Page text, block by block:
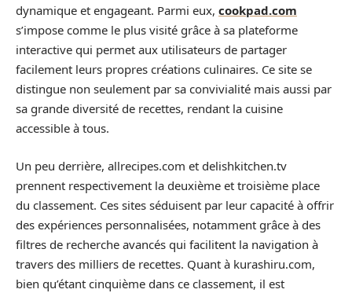
dynamique et engageant. Parmi eux, cookpad.com
s’impose comme le plus visité grâce à sa plateforme
interactive qui permet aux utilisateurs de partager
facilement leurs propres créations culinaires. Ce site se
distingue non seulement par sa convivialité mais aussi par
sa grande diversité de recettes, rendant la cuisine
accessible à tous.
Un peu derrière, allrecipes.com et delishkitchen.tv
prennent respectivement la deuxième et troisième place
du classement. Ces sites séduisent par leur capacité à offrir
des expériences personnalisées, notamment grâce à des
filtres de recherche avancés qui facilitent la navigation à
travers des milliers de recettes. Quant à kurashiru.com,
bien qu’étant cinquième dans ce classement, il est